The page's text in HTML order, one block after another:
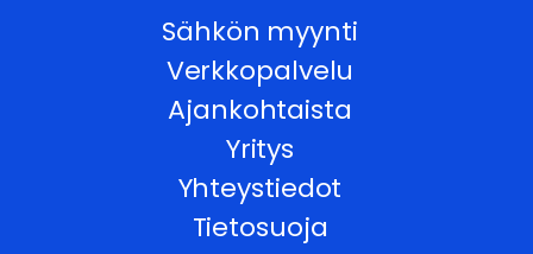
Sähkön myynti
Verkkopalvelu
Ajankohtaista
Yritys
Yhteystiedot
Tietosuoja